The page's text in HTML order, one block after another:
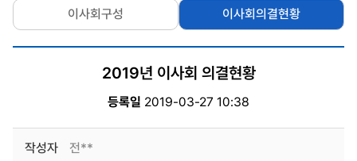
이사회구성 이사회의결현황
2019년 이사회 의결현황
등록일 2019-03-27 10:38
작성자
전**